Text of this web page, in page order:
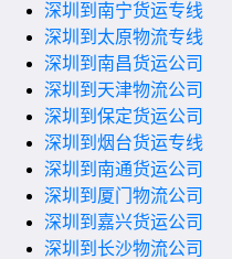
深圳到南宁货运专线
深圳到太原物流专线
深圳到南昌货运公司
深圳到天津物流公司
深圳到保定货运公司
深圳到烟台货运专线
深圳到南通货运公司
深圳到厦门物流公司
深圳到嘉兴货运公司
深圳到长沙物流公司